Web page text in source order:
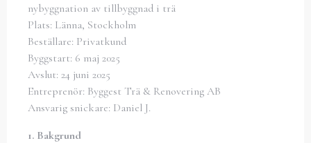
nybyggnation av tillbyggnad i trä
Plats: Länna, Stockholm
Beställare: Privatkund
Byggstart: 6 maj 2025
Avslut: 24 juni 2025
Entreprenör: Byggest Trä & Renovering AB
Ansvarig snickare: Daniel J.
1. Bakgrund